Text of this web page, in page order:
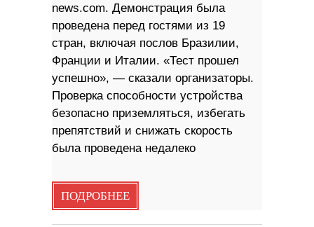
news.com. Демонстрация была
проведена перед гостями из 19
стран, включая послов Бразилии,
Франции и Италии. «Тест прошел
успешно», — сказали организаторы.
Проверка способности устройства
безопасно приземляться, избегать
препятствий и снижать скорость
была проведена недалеко
ПОДРОБНЕЕ